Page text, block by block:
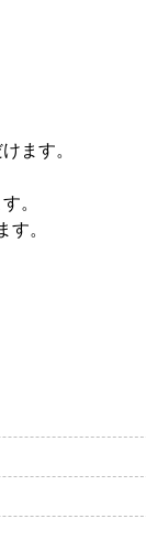
ます。
。
。